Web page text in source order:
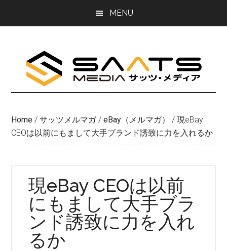
MENU
Home / サッツメルマガ / eBay（メルマガ） / 現eBay
CEOは以前にもまして大手ブランド誘致に力を入れるか
現eBay CEOは以前
にもまして大手ブラ
ンド誘致に力を入れ
るか